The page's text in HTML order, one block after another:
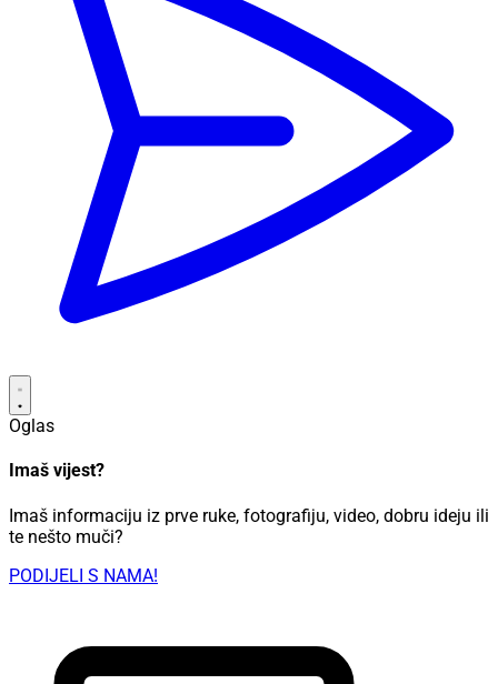
Oglas
Imaš vijest?
Imaš informaciju iz prve ruke, fotografiju, video, dobru ideju ili
te nešto muči?
PODIJELI S NAMA!